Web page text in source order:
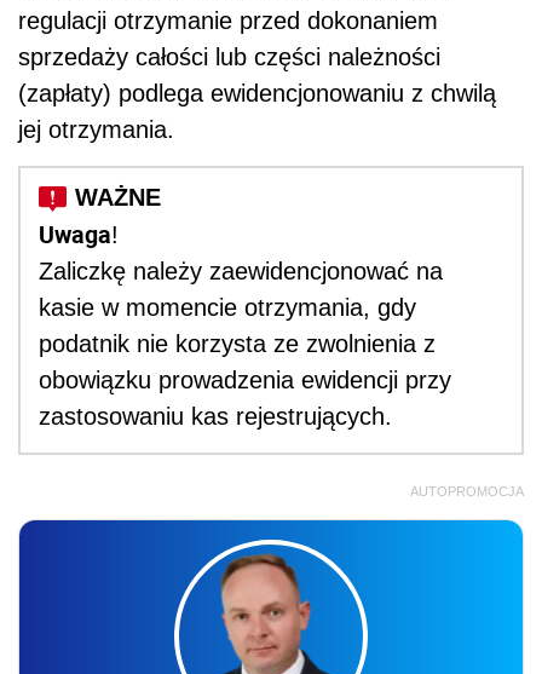
regulacji otrzymanie przed dokonaniem
sprzedaży całości lub części należności
(zapłaty) podlega ewidencjonowaniu z chwilą
jej otrzymania.
Uwaga!
Zaliczkę należy zaewidencjonować na
kasie w momencie otrzymania, gdy
podatnik nie korzysta ze zwolnienia z
obowiązku prowadzenia ewidencji przy
zastosowaniu kas rejestrujących.
AUTOPROMOCJA